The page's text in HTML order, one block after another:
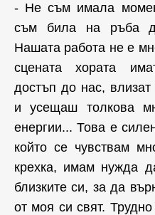
- Не съм имала
съм била на ръба
Нашата работа не е
сцената хората
достъп до нас,
и усещаш толкова
енергии... Това е
който се чувствам
крехка, имам нужда
близките си, за да
от моя си свят.